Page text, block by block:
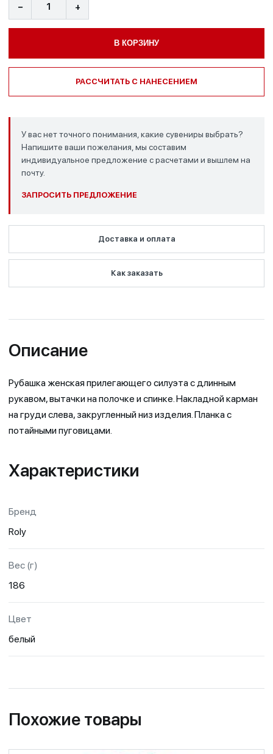
− +
В КОРЗИНУ
РАССЧИТАТЬ С НАНЕСЕНИЕМ
У вас нет точного понимания, какие сувениры выбрать?
Напишите ваши пожелания, мы составим
индивидуальное предложение с расчетами и вышлем на
почту.
ЗАПРОСИТЬ ПРЕДЛОЖЕНИЕ
Доставка и оплата
Как заказать
Описание
Рубашка женская прилегающего силуэта с длинным
рукавом, вытачки на полочке и спинке. Накладной карман
на груди слева, закругленный низ изделия. Планка с
потайными пуговицами.
Характеристики
Бренд
Roly
Вес (г)
186
Цвет
белый
Похожие товары